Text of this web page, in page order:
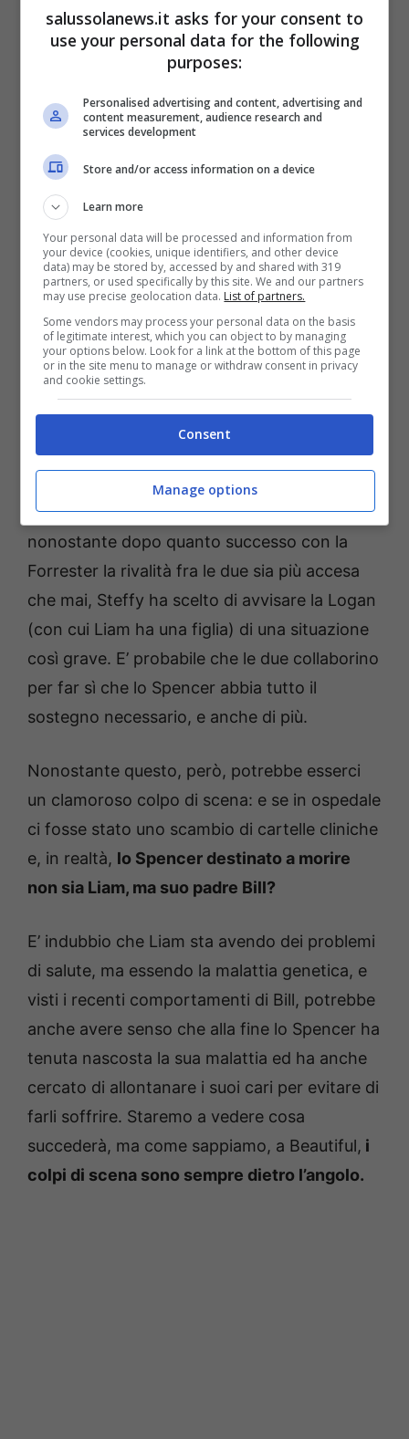
genetica per la quale sembra non esserci
nessuna cura. I pochi a saperlo sono Bridget,
Finn e Steffy, che hanno però promesso di
non rivelare nulla agli altri.
Beautiful, anticipazioni USA: Steffy rompe la promessa, ma
forse la situazione di Liam è destinata a cambiare (credits:
screenshot Mediaset Infinity) – salussolanews.it
Stando alle anticipazioni,Steffy tradirà
questa promessa e dirà ad Hope la verità:
nonostante dopo quanto successo con la
Forrester la rivalità fra le due sia più accesa
che mai, Steffy ha scelto di avvisare la Logan
(con cui Liam ha una figlia) di una situazione
così grave. E’ probabile che le due collaborino
per far sì che lo Spencer abbia tutto il
sostegno necessario, e anche di più.
Nonostante questo, però, potrebbe esserci
un clamoroso colpo di scena: e se in ospedale
ci fosse stato uno scambio di cartelle cliniche
e, in realtà, lo Spencer destinato a morire
non sia Liam, ma suo padre Bill?
E’ indubbio che Liam sta avendo dei problemi
di salute, ma essendo la malattia genetica, e
visti i recenti comportamenti di Bill, potrebbe
anche avere senso che alla fine lo Spencer ha
tenuta nascosta la sua malattia ed ha anche
cercato di allontanare i suoi cari per evitare di
farli soffrire. Staremo a vedere cosa
succederà, ma come sappiamo, a Beautiful, i
colpi di scena sono sempre dietro l’angolo.
salussolanews.it asks for your consent to
use your personal data for the following
purposes:
Personalised advertising and content, advertising and
content measurement, audience research and
services development
Store and/or access information on a device
Learn more
Your personal data will be processed and information from
your device (cookies, unique identifiers, and other device
data) may be stored by, accessed by and shared with 319
partners, or used specifically by this site. We and our partners
may use precise geolocation data. List of partners.
Some vendors may process your personal data on the basis
of legitimate interest, which you can object to by managing
your options below. Look for a link at the bottom of this page
or in the site menu to manage or withdraw consent in privacy
and cookie settings.
Consent
Manage options